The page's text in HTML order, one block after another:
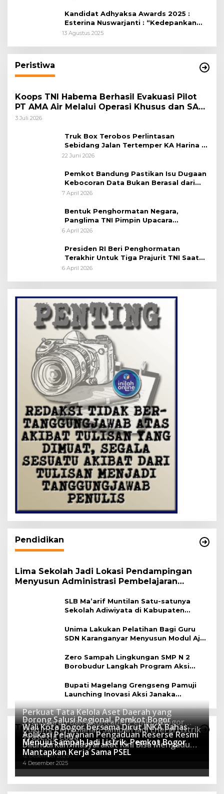
Kandidat Adhyaksa Awards 2025 :
Esterina Nuswarjanti : “Kedepankan
Keadilan Restoratif Wujudkan
13 Agustus 2025
Peristiwa
Koops TNI Habema Berhasil Evakuasi Pilot
PT AMA Air Melalui Operasi Khusus dan SAR
Taktis
3 Juli 2026
Truk Box Terobos Perlintasan
Sebidang Jalan Tertemper KA Harina di
Jalan Stasiun Poncol-Jrakah Semarang
22 Juni 2026
Pemkot Bandung Pastikan Isu Dugaan
Kebocoran Data Bukan Berasal dari
Server Disdukcapil
7 April 2026
Bentuk Penghormatan Negara,
Panglima TNI Pimpin Upacara
Pemakaman Militer
6 April 2026
Presiden RI Beri Penghormatan
Terakhir Untuk Tiga Prajurit TNI Saat
Persemayaman di Bandara Soekarno-
6 April 2026
Pendidikan
Lima Sekolah Jadi Lokasi Pendampingan
Menyusun Administrasi Pembelajaran
SLB Ma’arif Muntilan Satu-satunya
Sekolah Adiwiyata di Kabupaten
Unima Lakukan Pelatihan Bagi Guru
SDN Karanganyar Menyusun Modul Ajar
Zero Sampah Lingkungan SMP N 2
Borobudur Langkah Program Aksi
Bupati Magelang Grengseng Pamuji
Launching Inovasi Aksi Janaka
Program Sekolah Adiwiyata
Teknologi
Perkuat Tata Kelola Aset Daerah yang
Transparan dan Akuntabel Pemkot Bogor
Luncurkan SIMASDA
8 Juli 2026
Dorong Salusi Regional, Pemkot Bogor
Dukung Pengolahan Sampah Jadi Energi Listrik
8 April 2026
Wali Kota Bogor bersama Dirut INKA Bahas
Trase Uji Coba
7 Januari 2026
Aplikasi Pelayanan Pengaduan Reserse Resmi
Diluncurkan: Masyarakat Kini Bisa Mengadu
Lebih Cepat, Mudah, dan Terintegrasi
12 Desember 2025
Menuju Sampah Jadi Listrik, Pemkot Bogor
Mantapkan Kerja Sama PSEL
4 Desember 2025